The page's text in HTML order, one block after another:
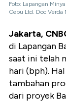
Foto: Lapangan
Cepu Ltd. Doc Verda
Jakarta,
di Lapangan
saat ini telah
hari (bph).
tambahan
dari proyek